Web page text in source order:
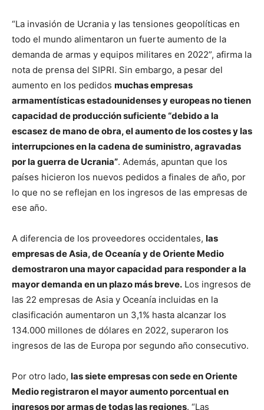
“La invasión de Ucrania y las tensiones geopolíticas en
todo el mundo alimentaron un fuerte aumento de la
demanda de armas y equipos militares en 2022”, afirma la
nota de prensa del SIPRI. Sin embargo, a pesar del
aumento en los pedidos muchas empresas
armamentísticas estadounidenses y europeas no tienen
capacidad de producción suficiente “debido a la
escasez de mano de obra, el aumento de los costes y las
interrupciones en la cadena de suministro, agravadas
por la guerra de Ucrania”. Además, apuntan que los
países hicieron los nuevos pedidos a finales de año, por
lo que no se reflejan en los ingresos de las empresas de
ese año.
A diferencia de los proveedores occidentales, las
empresas de Asia, de Oceanía y de Oriente Medio
demostraron una mayor capacidad para responder a la
mayor demanda en un plazo más breve. Los ingresos de
las 22 empresas de Asia y Oceanía incluidas en la
clasificación aumentaron un 3,1% hasta alcanzar los
134.000 millones de dólares en 2022, superaron los
ingresos de las de Europa por segundo año consecutivo.
Por otro lado, las siete empresas con sede en Oriente
Medio registraron el mayor aumento porcentual en
ingresos por armas de todas las regiones. “Las